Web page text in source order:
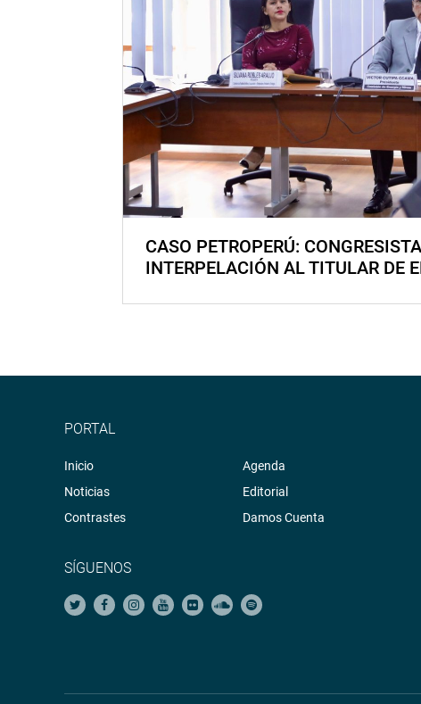
CASO PETROPERÚ:
INTERPELACIÓN AL TITULAR DE
PORTAL
Inicio
Noticias
Contrastes
Agenda
Editorial
Damos Cuenta
SÍGUENOS